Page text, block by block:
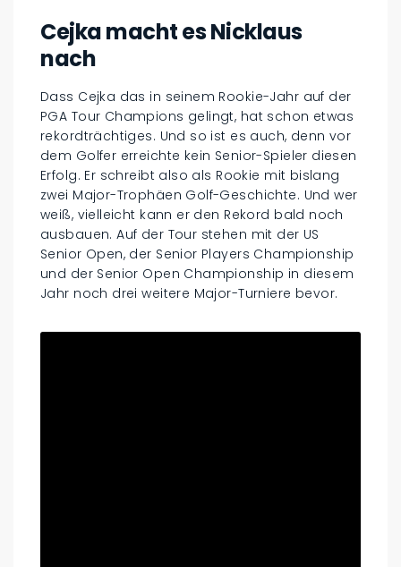
Cejka macht es Nicklaus
nach
Dass Cejka das in seinem Rookie-Jahr auf der
PGA Tour Champions gelingt, hat schon etwas
rekordträchtiges. Und so ist es auch, denn vor
dem Golfer erreichte kein Senior-Spieler diesen
Erfolg. Er schreibt also als Rookie mit bislang
zwei Major-Trophäen Golf-Geschichte. Und wer
weiß, vielleicht kann er den Rekord bald noch
ausbauen. Auf der Tour stehen mit der US
Senior Open, der Senior Players Championship
und der Senior Open Championship in diesem
Jahr noch drei weitere Major-Turniere bevor.